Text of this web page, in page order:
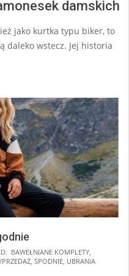
damskich
jako kurtka typu biker, to
daleko wstecz. Jej historia
BAWEŁNIANE KOMPLETY,
, SPODNIE, UBRANIA